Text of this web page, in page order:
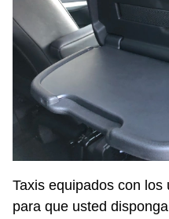
Taxis equipados con
para que usted